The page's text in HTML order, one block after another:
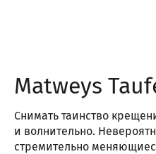
Matweys
Снимать таинство
и волнительно.
стремительно